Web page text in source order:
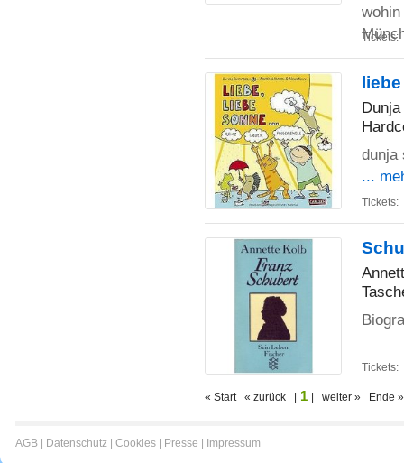
Tickets:
dunja
...
Tickets:
Tickets:
« Start « zurück | 1 | weiter » Ende »
AGB Datenschutz Cookies Presse Impressum